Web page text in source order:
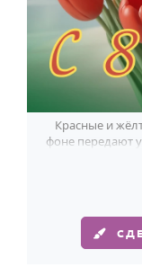
Красные и
фоне передают